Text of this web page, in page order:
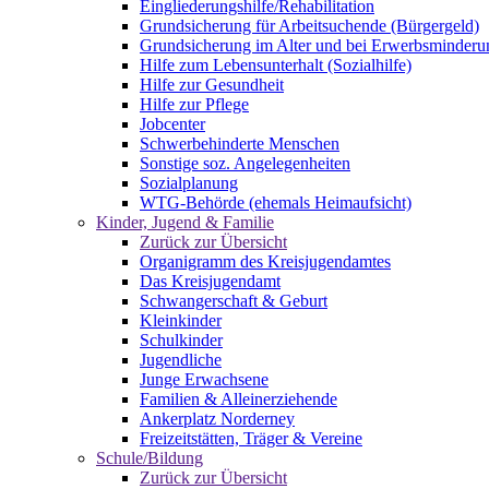
Eingliederungshilfe/Rehabilitation
Grundsicherung für Arbeitsuchende (Bürgergeld)
Grundsicherung im Alter und bei
Hilfe zum Lebensunterhalt (Sozialhilfe)
Hilfe zur Gesundheit
Hilfe zur Pflege
Jobcenter
Schwerbehinderte Menschen
Sonstige soz. Angelegenheiten
Sozialplanung
WTG-Behörde (ehemals Heimaufsicht)
Kinder, Jugend & Familie
Zurück zur Übersicht
Organigramm des Kreisjugendamtes
Das Kreisjugendamt
Schwangerschaft & Geburt
Kleinkinder
Schulkinder
Jugendliche
Junge Erwachsene
Familien & Alleinerziehende
Ankerplatz Norderney
Freizeitstätten, Träger & Vereine
Schule/Bildung
Zurück zur Übersicht